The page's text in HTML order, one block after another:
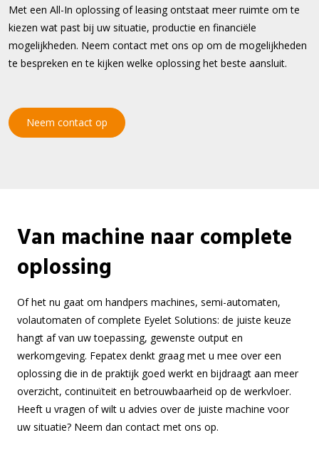
Met een All-In oplossing of leasing ontstaat meer ruimte om te
kiezen wat past bij uw situatie, productie en financiële
mogelijkheden. Neem contact met ons op om de mogelijkheden
te bespreken en te kijken welke oplossing het beste aansluit.
Neem contact op
Van machine naar complete
oplossing
Of het nu gaat om handpers machines, semi-automaten,
volautomaten of complete Eyelet Solutions: de juiste keuze
hangt af van uw toepassing, gewenste output en
werkomgeving. Fepatex denkt graag met u mee over een
oplossing die in de praktijk goed werkt en bijdraagt aan meer
overzicht, continuïteit en betrouwbaarheid op de werkvloer.
Heeft u vragen of wilt u advies over de juiste machine voor
uw situatie? Neem dan contact met ons op.